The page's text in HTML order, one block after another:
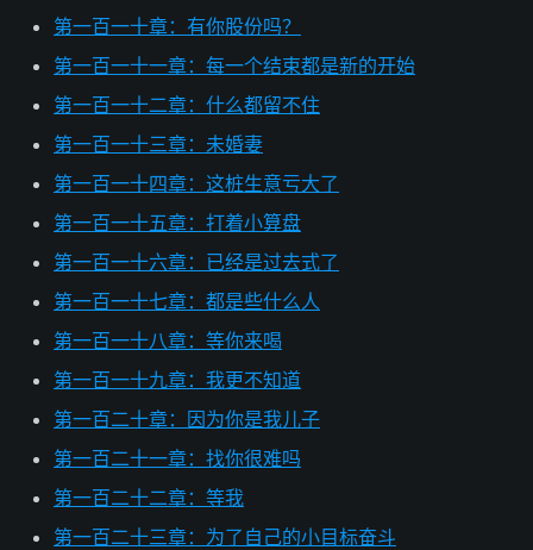
第一百一十章：有你股份吗？
第一百一十一章：每一个结束都是新的开始
第一百一十二章：什么都留不住
第一百一十三章：未婚妻
第一百一十四章：这桩生意亏大了
第一百一十五章：打着小算盘
第一百一十六章：已经是过去式了
第一百一十七章：都是些什么人
第一百一十八章：等你来喝
第一百一十九章：我更不知道
第一百二十章：因为你是我儿子
第一百二十一章：找你很难吗
第一百二十二章：等我
第一百二十三章：为了自己的小目标奋斗